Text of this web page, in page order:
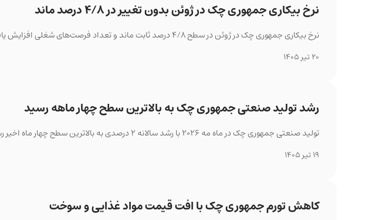
نرخ بیکاری جمهوری چک در ژوئن بدون تغییر در ۴/۸ درصد ماند
نرخ بیکاری جمهوری چک در ژوئن در سطح ۴/۸ درصد ثابت ماند و تعداد فرصت‌های شغلی افزایش یافت.
20 تیر 1405
رشد تولید صنعتی جمهوری چک به بالاترین سطح چهار ماهه رسید
تولید صنعتی جمهوری چک در ماه مه ۲۰۲۶ با رشد سالانه ۲ درصدی به بالاترین سطح چهار ماه اخیر رسید، اما در مقیاس ماهانه کاهش اندکی ثبت کرد.
19 تیر 1405
کاهش تورم جمهوری چک با افت قیمت مواد غذایی و سوخت